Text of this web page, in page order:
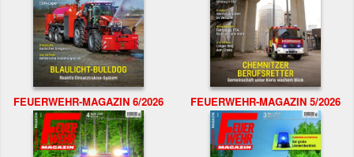
FEUERWEHR-MAGAZIN 6/2026 FEUERWEHR-MAGAZIN 5/2026